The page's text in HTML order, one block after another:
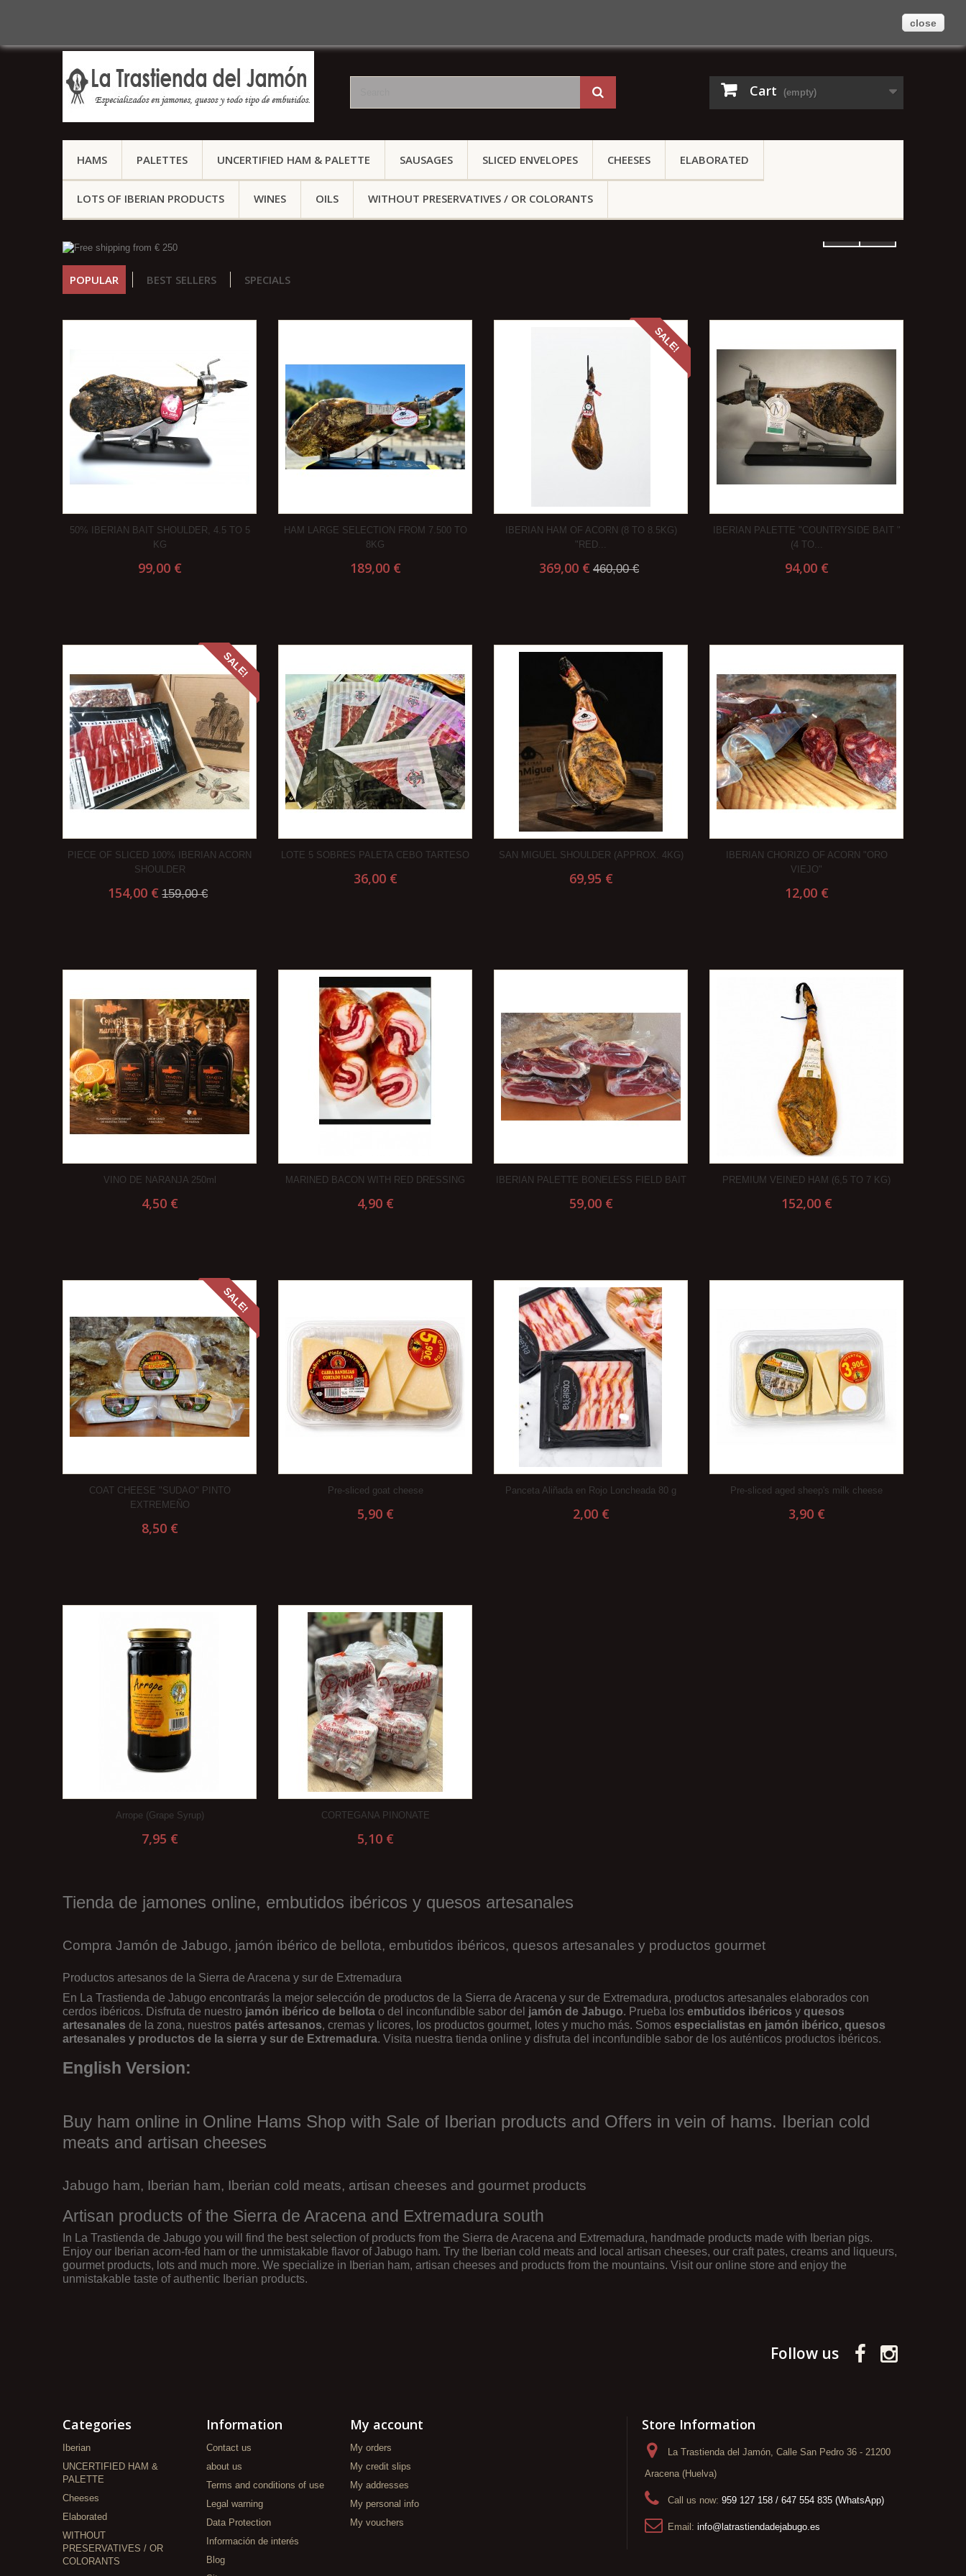
Cart (empty)
HAMS PALETTES UNCERTIFIED HAM & PALETTE SAUSAGES SLICED ENVELOPES CHEESES ELABORATED
LOTS OF IBERIAN PRODUCTS WINES OILS WITHOUT PRESERVATIVES / OR COLORANTS
POPULAR BEST SELLERS SPECIALS
50% IBERIAN BAIT SHOULDER, 4.5 TO 5
KG
99,00 €
HAM LARGE SELECTION FROM 7.500 TO
8KG
189,00 €
SALE!
IBERIAN HAM OF ACORN (8 TO 8.5KG)
"RED...
369,00 € 460,00 €
IBERIAN PALETTE "COUNTRYSIDE BAIT "
(4 TO...
94,00 €
SALE!
PIECE OF SLICED 100% IBERIAN ACORN
SHOULDER
154,00 € 159,00 €
LOTE 5 SOBRES PALETA CEBO TARTESO
36,00 €
SAN MIGUEL SHOULDER (APPROX. 4KG)
69,95 €
IBERIAN CHORIZO OF ACORN "ORO
VIEJO"
12,00 €
VINO DE NARANJA 250ml
4,50 €
MARINED BACON WITH RED DRESSING
4,90 €
IBERIAN PALETTE BONELESS FIELD BAIT
59,00 €
PREMIUM VEINED HAM (6,5 TO 7 KG)
152,00 €
SALE!
COAT CHEESE "SUDAO" PINTO
EXTREMEÑO
8,50 €
Pre-sliced ​​goat cheese
5,90 €
Panceta Aliñada en Rojo Loncheada 80 g
2,00 €
Pre-sliced ​​aged sheep's milk cheese
3,90 €
Arrope (Grape Syrup)
7,95 €
CORTEGANA PINONATE
5,10 €
Tienda de jamones online, embutidos ibéricos y quesos artesanales
Compra Jamón de Jabugo, jamón ibérico de bellota, embutidos ibéricos, quesos artesanales y productos gourmet
Productos artesanos de la Sierra de Aracena y sur de Extremadura
En
La Trastienda de Jabugo encontrarás la mejor selección de productos de la Sierra de Aracena y sur de Extremadura, productos artesanales elaborados con
cerdos ibéricos. Disfruta de nuestro jamón ibérico de bellota o del inconfundible sabor del jamón de Jabugo. Prueba los embutidos ibéricos y quesos
artesanales de la zona, nuestros patés artesanos, cremas y licores, los productos gourmet, lotes y mucho más. Somos especialistas en jamón ibérico, quesos
artesanales y productos de la sierra y sur de Extremadura. Visita nuestra tienda online y disfruta del inconfundible sabor de los auténticos productos ibéricos.
English Version:
Buy ham online in Online Hams Shop with Sale of Iberian products and Offers in vein of hams. Iberian cold
meats and artisan cheeses
Jabugo ham, Iberian ham, Iberian cold meats, artisan cheeses and gourmet products
Artisan products of the Sierra de Aracena and Extremadura south
In La Trastienda de Jabugo you will find the best selection of products from the Sierra de Aracena and Extremadura, handmade products made with Iberian pigs.
Enjoy our Iberian acorn-fed ham or the unmistakable flavor of Jabugo ham. Try the Iberian cold meats and local artisan cheeses, our craft pates, creams and liqueurs,
gourmet products, lots and much more. We specialize in Iberian ham, artisan cheeses and products from the mountains. Visit our online store and enjoy the
unmistakable taste of authentic Iberian products.
Follow us
Categories
Iberian
UNCERTIFIED HAM &
PALETTE
Cheeses
Elaborated
WITHOUT
PRESERVATIVES / OR
COLORANTS
Information
Contact us
about us
Terms and conditions of use
Legal warning
Data Protection
Información de interés
Blog
My account
My orders
My credit slips
My addresses
My personal info
My vouchers
Store Information
La Trastienda del Jamón, Calle San Pedro 36 - 21200
Aracena (Huelva)
Call us now: 959 127 158 / 647 554 835 (WhatsApp)
Email: info@latrastiendadejabugo.es
close